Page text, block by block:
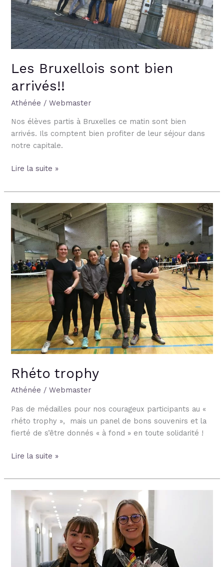
Les Bruxellois sont bien
arrivés!!
Athénée /Webmaster
Nos élèves partis à Bruxelles ce matin sont bien
arrivés. Ils comptent bien profiter de leur séjour dans
notre capitale.
Lire la suite »
Rhéto trophy
Athénée /Webmaster
Pas de médailles pour nos courageux participants au «
rhéto trophy », mais un panel de bons souvenirs et la
fierté de s’être donnés « à fond » en toute solidarité !
Rhéto
trophy
Lire la suite »
Inarrêtable